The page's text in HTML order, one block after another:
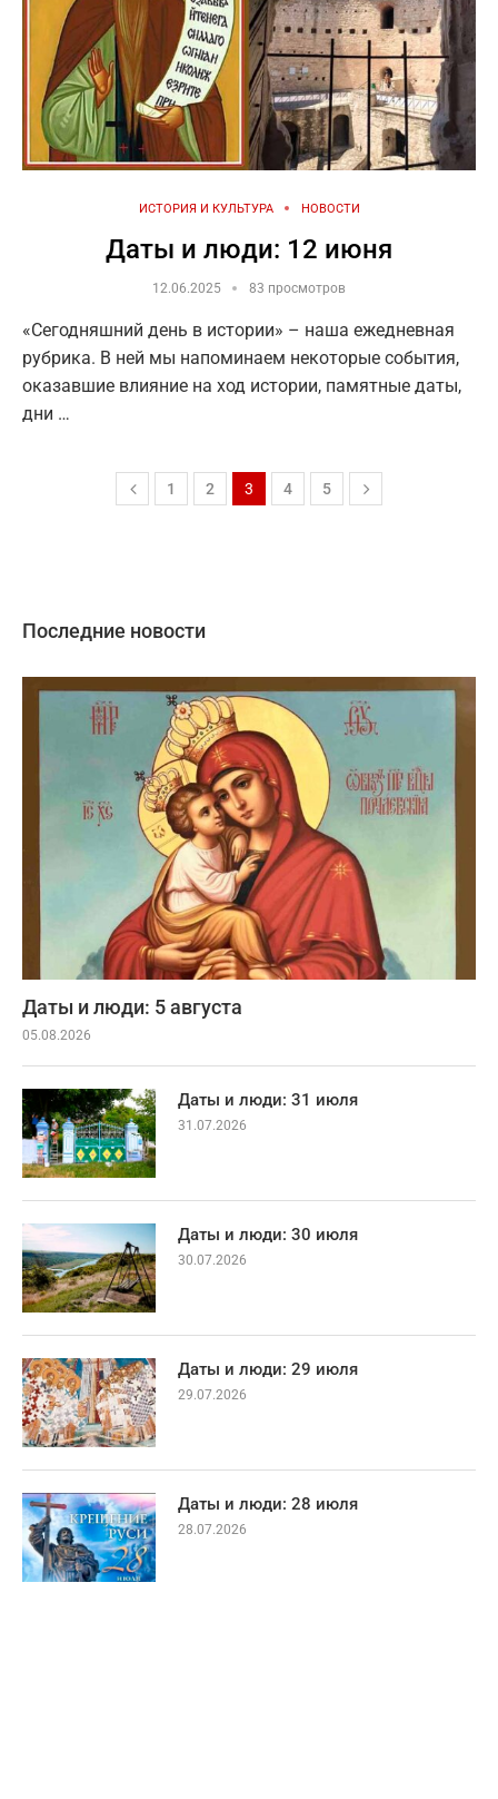
ИСТОРИЯ И КУЛЬТУРА НОВОСТИ
Даты и люди: 12 июня
12.06.2025 83 просмотров
«Сегодняшний день в истории» – наша ежедневная
рубрика. В ней мы напоминаем некоторые события,
оказавшие влияние на ход истории, памятные даты,
дни …
1 2 3 4 5
Последние новости
Даты и люди: 5 августа
05.08.2026
Даты и люди: 31 июля
31.07.2026
Даты и люди: 30 июля
30.07.2026
Даты и люди: 29 июля
29.07.2026
Даты и люди: 28 июля
28.07.2026